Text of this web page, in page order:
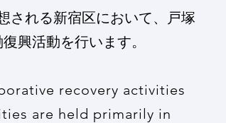
される新宿区において、戸塚
興活動を行います。
recovery activities
are held primarily in